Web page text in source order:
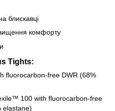
блискавці
комфорту
Tights:
fluorocarbon-free DWR (68%
100 with fluorocarbon-free
elastane)